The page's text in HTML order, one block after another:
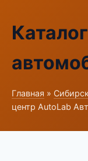
Главная »
центр AutoLab